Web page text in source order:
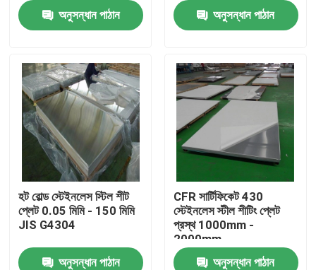
পণ্য
ভিডিও
অনুসন্ধান পাঠান
অনুসন্ধান পাঠান
হট রোল্ড স্টেইনলেস স্টিল শীট
প্লেট 0.05 মিমি - 150 মিমি
JIS G4304
অনুসন্ধান পাঠান
CFR সার্টিফিকেট 430
স্টেইনলেস স্টীল শীটিং প্লেট
প্রস্থ 1000mm -
2000mm
অনুসন্ধান পাঠান